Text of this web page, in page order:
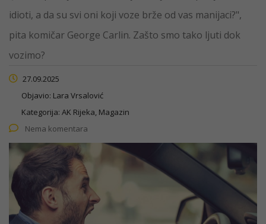
idioti, a da su svi oni koji voze brže od vas manijaci?",
pita komičar George Carlin. Zašto smo tako ljuti dok
vozimo?
27.09.2025
Objavio: Lara Vrsalović
Kategorija: AK Rijeka, Magazin
Nema komentara